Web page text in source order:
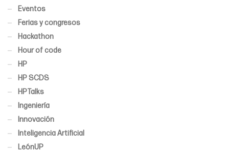
Eventos
Ferias y congresos
Hackathon
Hour of code
HP
HP SCDS
HPTalks
Ingeniería
Innovación
Inteligencia Artificial
LeónUP